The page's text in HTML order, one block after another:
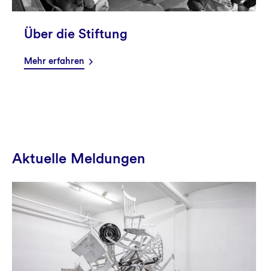
Über die Stiftung
Mehr erfahren
Aktuelle Meldungen